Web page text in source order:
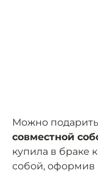
Можно
совместной
купила в браке
собой, оформив